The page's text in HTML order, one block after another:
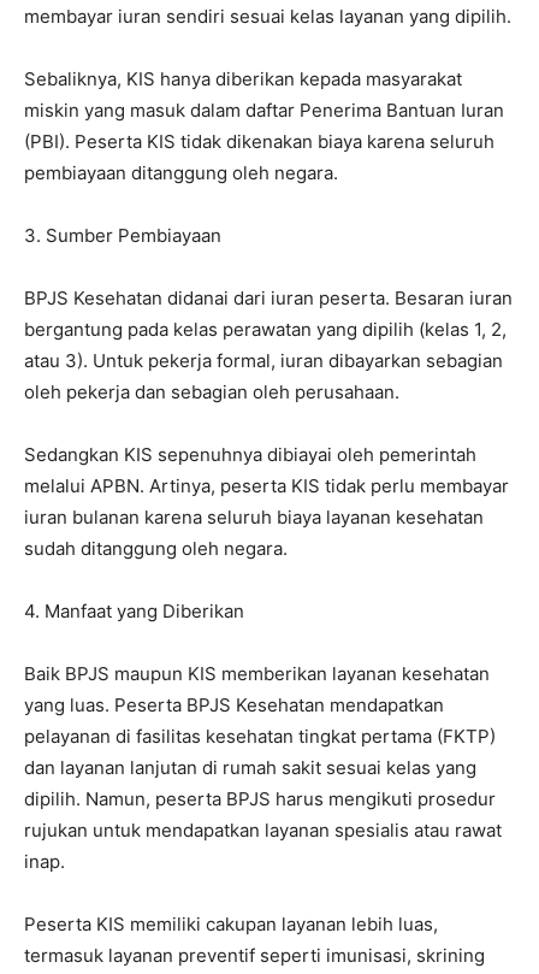
membayar iuran sendiri sesuai kelas layanan yang dipilih.
Sebaliknya, KIS hanya diberikan kepada masyarakat
miskin yang masuk dalam daftar Penerima Bantuan Iuran
(PBI). Peserta KIS tidak dikenakan biaya karena seluruh
pembiayaan ditanggung oleh negara.
3. Sumber Pembiayaan
BPJS Kesehatan didanai dari iuran peserta. Besaran iuran
bergantung pada kelas perawatan yang dipilih (kelas 1, 2,
atau 3). Untuk pekerja formal, iuran dibayarkan sebagian
oleh pekerja dan sebagian oleh perusahaan.
Sedangkan KIS sepenuhnya dibiayai oleh pemerintah
melalui APBN. Artinya, peserta KIS tidak perlu membayar
iuran bulanan karena seluruh biaya layanan kesehatan
sudah ditanggung oleh negara.
4. Manfaat yang Diberikan
Baik BPJS maupun KIS memberikan layanan kesehatan
yang luas. Peserta BPJS Kesehatan mendapatkan
pelayanan di fasilitas kesehatan tingkat pertama (FKTP)
dan layanan lanjutan di rumah sakit sesuai kelas yang
dipilih. Namun, peserta BPJS harus mengikuti prosedur
rujukan untuk mendapatkan layanan spesialis atau rawat
inap.
Peserta KIS memiliki cakupan layanan lebih luas,
termasuk layanan preventif seperti imunisasi, skrining